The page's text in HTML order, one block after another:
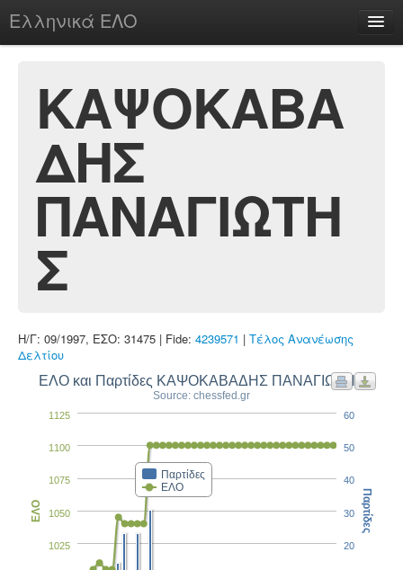
Ελληνικά ΕΛΟ
chesstu.be @ discord
Login
ΚΑΨΟΚΑΒΑ
ΔΗΣ
ΠΑΝΑΓΙΩΤΗ
Σ
Η/Γ: 09/1997, ΕΣΟ: 31475 | Fide: 4239571 | Τέλος Ανανέωσης
Δελτίου
ΕΛΟ και Παρτίδες ΚΑΨΟΚΑΒΑΔΗΣ ΠΑΝΑΓΙΩΤΗΣ
Source: chessfed.gr
Παρτίδες
ΕΛΟ
1025
1050
1075
1100
1125
ΕΛΟ
20
30
40
50
60
Παρτίδες